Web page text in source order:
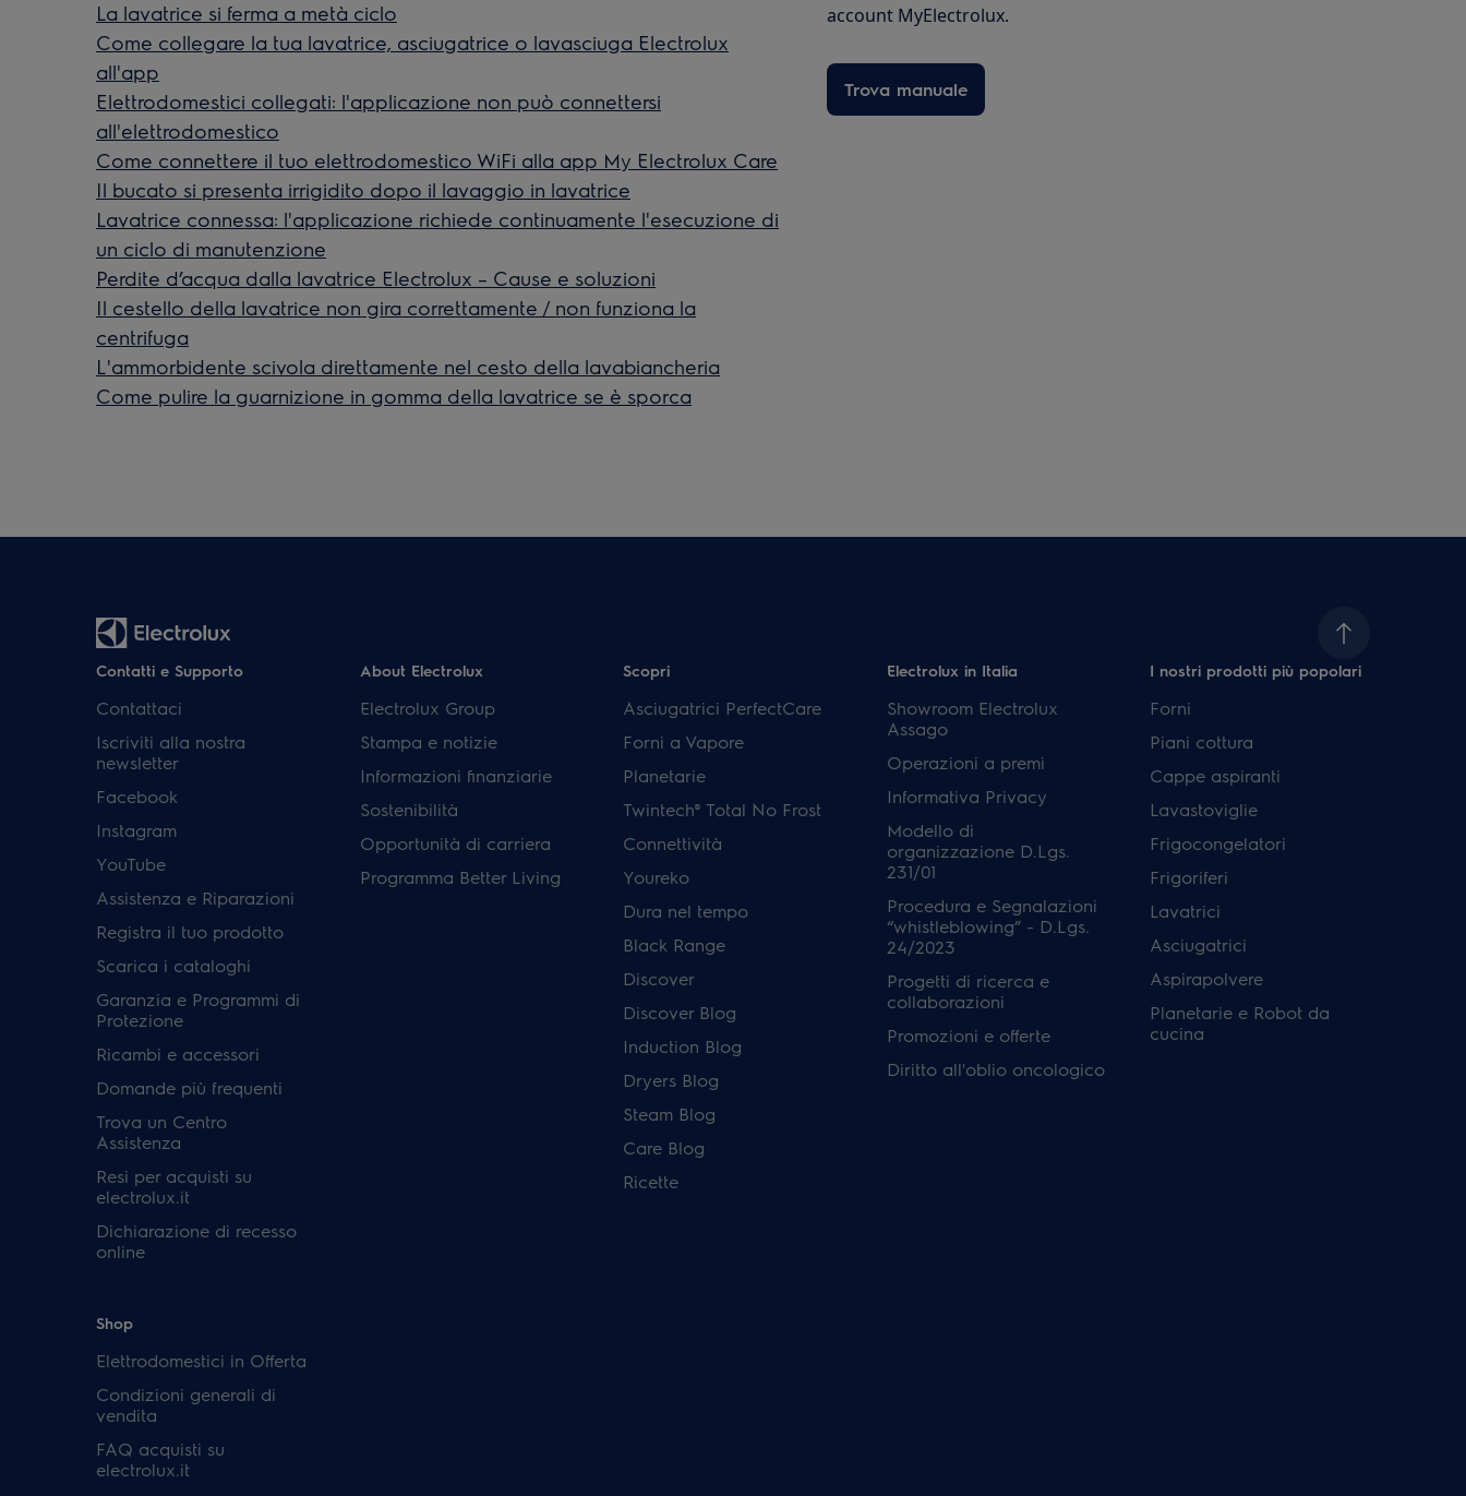
La lavatrice si ferma a metà ciclo
Come collegare la tua lavatrice, asciugatrice o lavasciuga Electrolux
all'app
Elettrodomestici collegati: l'applicazione non può connettersi
all'elettrodomestico
Come connettere il tuo elettrodomestico WiFi alla app My Electrolux Care
Il bucato si presenta irrigidito dopo il lavaggio in lavatrice
Lavatrice connessa: l'applicazione richiede continuamente l'esecuzione di
un ciclo di manutenzione
Perdite d’acqua dalla lavatrice Electrolux – Cause e soluzioni
Il cestello della lavatrice non gira correttamente / non funziona la
centrifuga
L'ammorbidente scivola direttamente nel cesto della lavabiancheria
Come pulire la guarnizione in gomma della lavatrice se è sporca
account MyElectrolux.
Trova manuale
Contatti e Supporto
Contattaci
Iscriviti alla nostra
newsletter
Facebook
Instagram
YouTube
Assistenza e Riparazioni
Registra il tuo prodotto
Scarica i cataloghi
Garanzia e Programmi di
Protezione
Ricambi e accessori
Domande più frequenti
Trova un Centro
Assistenza
Resi per acquisti su
electrolux.it
Dichiarazione di recesso
online
About Electrolux
Electrolux Group
Stampa e notizie
Informazioni finanziarie
Sostenibilità
Opportunità di carriera
Programma Better Living
Scopri
Asciugatrici PerfectCare
Forni a Vapore
Planetarie
Twintech® Total No Frost
Connettività
Youreko
Dura nel tempo
Black Range
Discover
Discover Blog
Induction Blog
Dryers Blog
Steam Blog
Care Blog
Ricette
Electrolux in Italia
Showroom Electrolux
Assago
Operazioni a premi
Informativa Privacy
Modello di
organizzazione D.Lgs.
231/01
Procedura e Segnalazioni
“whistleblowing” - D.Lgs.
24/2023
Progetti di ricerca e
collaborazioni
Promozioni e offerte
Diritto all'oblio oncologico
I nostri prodotti più popolari
Forni
Piani cottura
Cappe aspiranti
Lavastoviglie
Frigocongelatori
Frigoriferi
Lavatrici
Asciugatrici
Aspirapolvere
Planetarie e Robot da
cucina
Shop
Elettrodomestici in Offerta
Condizioni generali di
vendita
FAQ acquisti su
electrolux.it